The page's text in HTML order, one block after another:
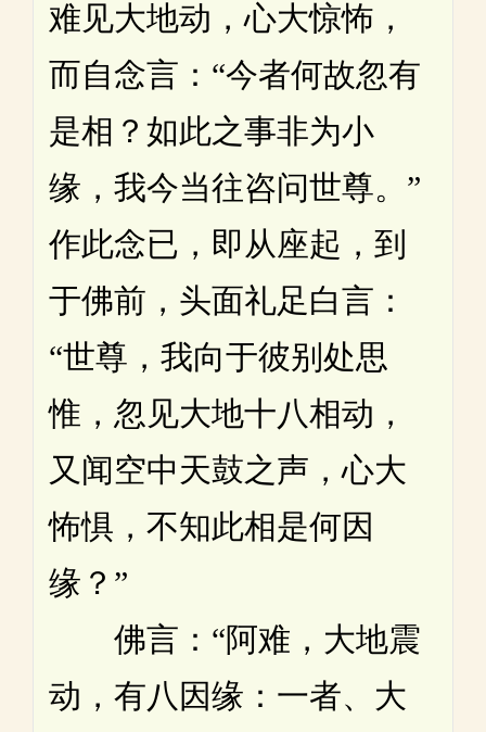
难见大地动，心大惊怖，
而自念言：“今者何故忽有
是相？如此之事非为小
缘，我今当往咨问世尊。”
作此念已，即从座起，到
于佛前，头面礼足白言：
“世尊，我向于彼别处思
惟，忽见大地十八相动，
又闻空中天鼓之声，心大
怖惧，不知此相是何因
缘？”
佛言：“阿难，大地震
动，有八因缘：一者、大